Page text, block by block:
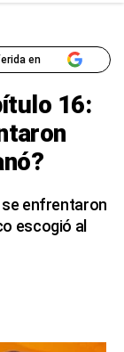
en
16:
se enfrentaron
escogió al